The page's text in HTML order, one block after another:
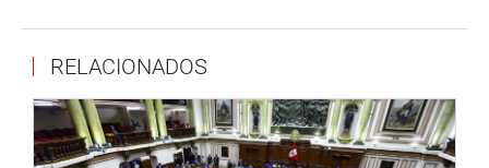
En el acto protocolar culminó con la entrega de diplomas
de honor a los ex miembros de la Guardia Civil del Perú.
Cabe recordar que la Guardia Civil del Perú es la
RELACIONADOS